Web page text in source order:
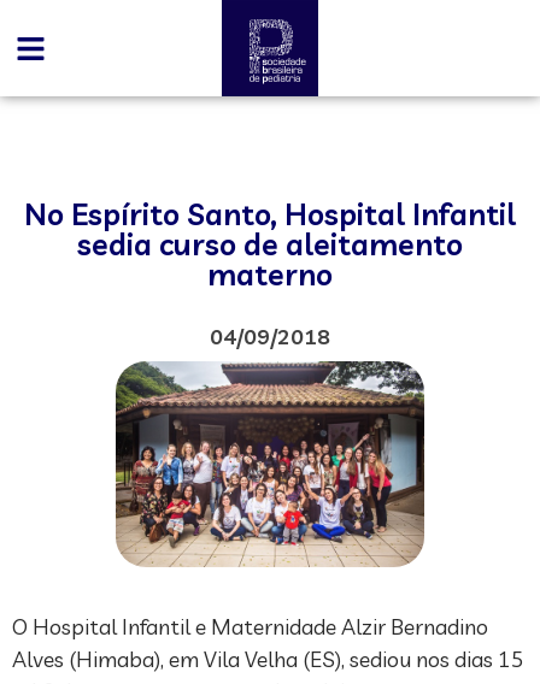
No Espírito Santo, Hospital Infantil
sedia curso de aleitamento
materno
04/09/2018
O Hospital Infantil e Maternidade Alzir Bernadino
Alves (Himaba), em Vila Velha (ES), sediou nos dias 15